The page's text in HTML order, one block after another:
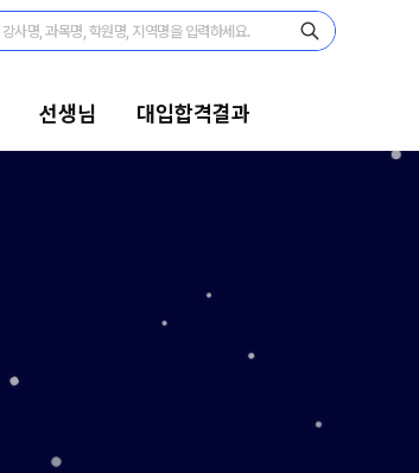
선생님 대입합격결과